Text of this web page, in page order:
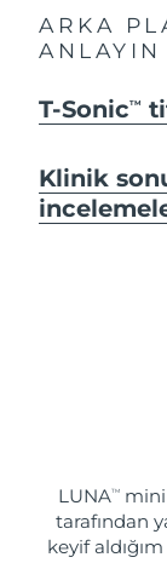
ARKA
ANLAYIN
T-SonicTM
Klinik
LUNATMmini
tarafından
keyif